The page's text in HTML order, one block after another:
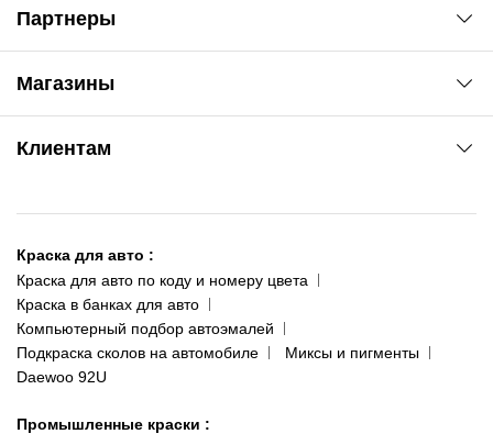
Магазины
ул. Рабочая, 2-а
093 611-39-23
(ориентир: Интайм №40)
Одесса
пр-т Акад. Глушко, 29
066 554-97-70
Клиентам
Доставка и оплата
Сотрудничество
Наши публикации
Публичная оферта
Политика конфиденциальности
Партнеры
Сервис колористам
Краска для авто :
Краска для авто по коду и номеру цвета
Краска в банках для авто
Компьютерный подбор автоэмалей
Подкраска сколов на автомобиле
Миксы и пигменты
Daewoo 92U
Промышленные краски :